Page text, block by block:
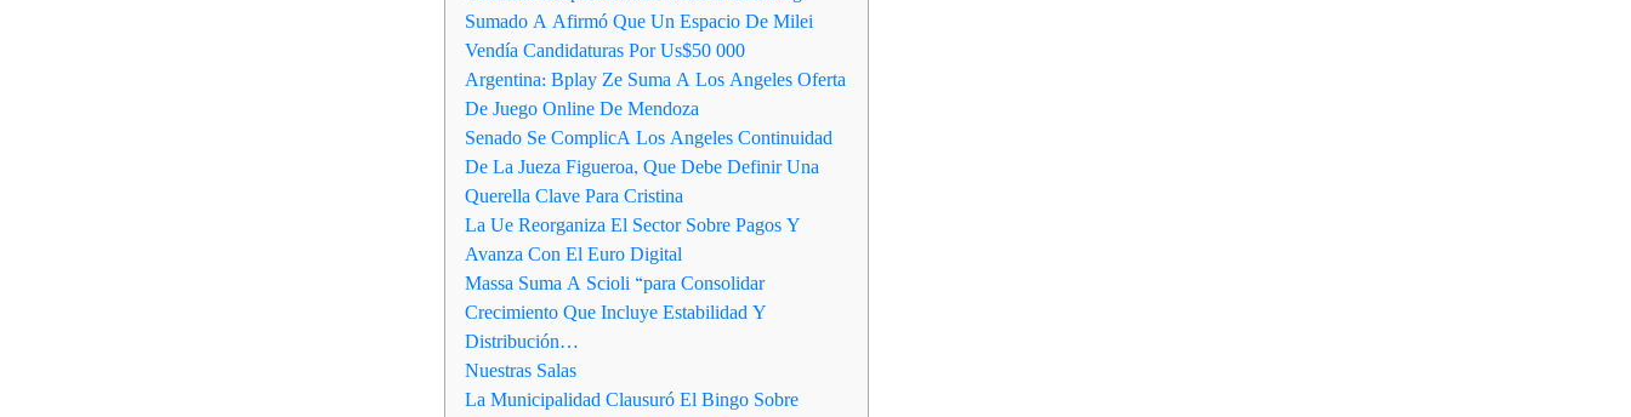
Sumado A Afirmó Que Un Espacio De Milei
Vendía Candidaturas Por Us$50 000
Argentina: Bplay Ze Suma A Los Angeles Oferta
De Juego Online De Mendoza
Senado Se ComplicA Los Angeles Continuidad
De La Jueza Figueroa, Que Debe Definir Una
Querella Clave Para Cristina
La Ue Reorganiza El Sector Sobre Pagos Y
Avanza Con El Euro Digital
Massa Suma A Scioli “para Consolidar
Crecimiento Que Incluye Estabilidad Y
Distribución…
Nuestras Salas
La Municipalidad Clausuró El Bingo Sobre